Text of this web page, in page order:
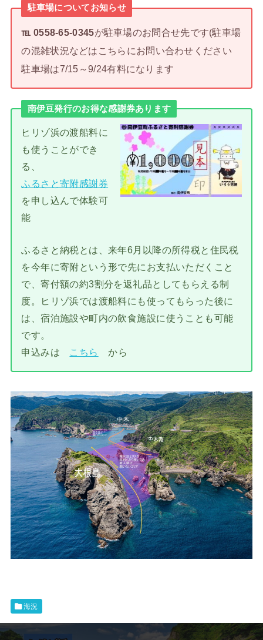
駐車場についてお知らせ
℡ 0558-65-0345が駐車場のお問合せ先です(駐車場
の混雑状況などはこちらにお問い合わせください
駐車場は7/15～9/24有料になります
南伊豆発行のお得な感謝券あります
ヒリゾ浜の渡船料に
も使うことができ
る、
ふるさと寄附感謝券
を申し込んで体験可
能
ふるさと納税とは、来年6月以降の所得税と住民税
を今年に寄附という形で先にお支払いただくこと
で、寄付額の約3割分を返礼品としてもらえる制
度。ヒリゾ浜では渡船料にも使ってもらった後に
は、宿泊施設や町内の飲食施設に使うことも可能
です。
申込みは こちら から
海況